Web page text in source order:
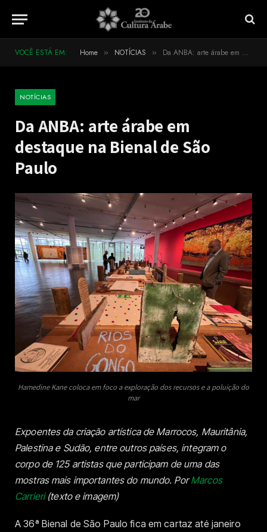
VOCÊ ESTÁ EM: Home » NOTÍCIAS » Da ANBA: arte árabe em destaque na Bienal de São Paulo
NOTÍCIAS
Da ANBA: arte árabe em
destaque na Bienal de São
Paulo
Hamedine Kane coloca em foco a exploração dos recursos e a poluição do
mar
Expoentes da criação artística de Marrocos, Mauritânia,
Palestina e Sudão, entre outros países, integram o
corpo de 125 artistas que participam de uma das
mostras mais importantes do mundo. Por Marcos
Carrieri(texto e imagem)
A 36ª Bienal de São Paulo fica em cartaz até janeiro